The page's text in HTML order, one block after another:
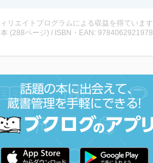
リエイトプログラムによる収益を得ています
(288ページ) / ISBN・EAN: 9784062921978